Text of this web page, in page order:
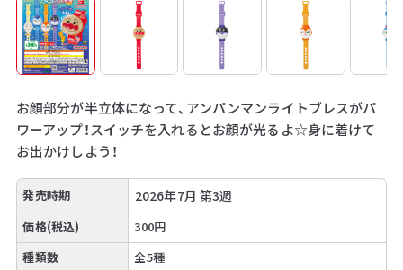
お顔部分が半立体になって、アンパンマンライトブレスがパ
ワーアップ！スイッチを入れるとお顔が光るよ☆身に着けて
お出かけしよう！
発売時期 2026年7月 第3週
価格(税込)
300円
種類数
全5種